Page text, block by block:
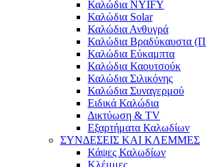
Καλώδια NYIFY
Καλώδια Solar
Καλώδια Ανθυγρά
Καλώδια Βραδύκαυστα
Καλώδια Εύκαμπτα
Καλώδια Καουτσούκ
Καλώδια Σιλικόνης
Καλώδια Συναγερμού
Ειδικά Καλώδια
Δικτύωση & TV
Εξαρτήματα Καλωδίων
ΣΥΝΔΕΣΕΙΣ ΚΑΙ ΚΛΕΜΜΕΣ
Κάψες Καλωδίων
Κλέμμες